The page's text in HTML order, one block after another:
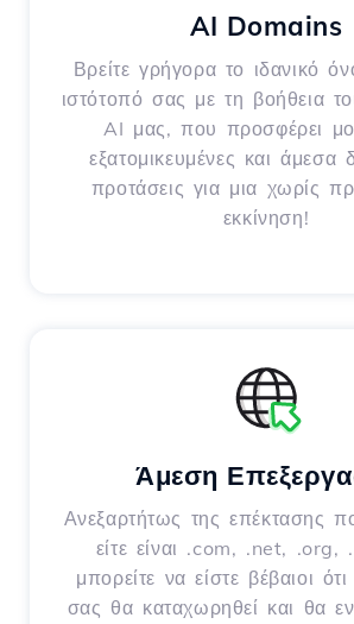
AI Domains
Βρείτε γρήγορα το ιδανικό
ιστότοπό σας με τη βοήθεια
AI μας, που προσφέρει
εξατομικευμένες και άμεσα
προτάσεις για μια χωρίς
εκκίνηση!
Άμεση
Ανεξαρτήτως της επέκτασης
είτε είναι .com, .net,
μπορείτε να είστε βέβαιοι
σας θα καταχωρηθεί και θα